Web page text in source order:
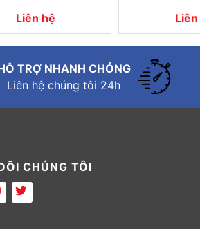
Liên hệ
TRỢ NHANH CHÓNG
Liên hệ chúng tôi 24h
CHÚNG TÔI